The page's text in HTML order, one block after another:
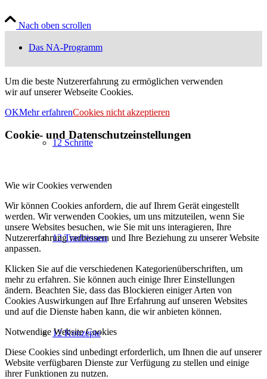
Das NA-Programm
12 Schritte
12 Traditionen
12 Konzepte
Nach oben scrollen
Um die beste Nutzererfahrung zu ermöglichen verwenden
wir auf unserer Webseite Cookies.
OKMehr erfahrenCookies nicht akzeptieren
Cookie- und Datenschutzeinstellungen
Wie wir Cookies verwenden
Wir können Cookies anfordern, die auf Ihrem Gerät eingestellt
werden. Wir verwenden Cookies, um uns mitzuteilen, wenn Sie
unsere Websites besuchen, wie Sie mit uns interagieren, Ihre
Nutzererfahrung verbessern und Ihre Beziehung zu unserer Website
anpassen.
Klicken Sie auf die verschiedenen Kategorienüberschriften, um
mehr zu erfahren. Sie können auch einige Ihrer Einstellungen
ändern. Beachten Sie, dass das Blockieren einiger Arten von
Cookies Auswirkungen auf Ihre Erfahrung auf unseren Websites
und auf die Dienste haben kann, die wir anbieten können.
Notwendige Website Cookies
Diese Cookies sind unbedingt erforderlich, um Ihnen die auf unserer
Website verfügbaren Dienste zur Verfügung zu stellen und einige
ihrer Funktionen zu nutzen.